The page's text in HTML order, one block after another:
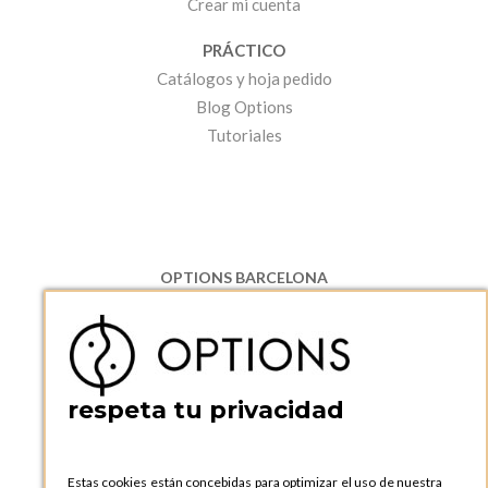
Crear mi cuenta
PRÁCTICO
Catálogos y hoja pedido
Blog Options
Tutoriales
OPTIONS BARCELONA
08130 Santa Perpetua de Moguda, Barcelona
ESPAñA
Teléfono:
+34 935 724 041
OPTIONS BARCELONA SHOWROOM
respeta tu privacidad
Estas cookies están concebidas para optimizar el uso de nuestra